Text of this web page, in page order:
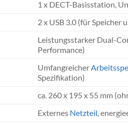
1 x DECT-Basisstation,
2 x USB 3.0 (für Speicher
Leistungsstarker Dual-
Performance)
Umfangreicher
Spezifikation)
ca. 260 x 195 x 55 mm
Externes Netzteil ,